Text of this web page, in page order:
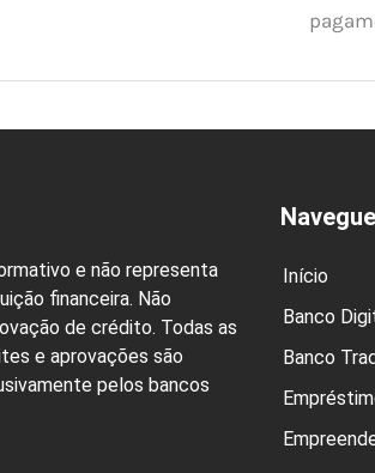
e não representa
financeira. Não
de crédito. Todas as
e aprovações são
pelos bancos
Navegue
Início
Banco
Banco